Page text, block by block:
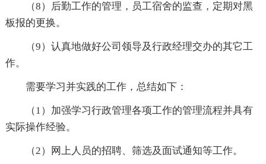
（8）后勤工作的管理，员工宿舍的监查，定期对黑
板报的更换。
（9）认真地做好公司领导及行政经理交办的其它工
作。
需要学习并实践的工作，总结如下：
（1）加强学习行政管理各项工作的管理流程并具有
实际操作经验。
（2）网上人员的招聘、筛选及面试通知等工作。